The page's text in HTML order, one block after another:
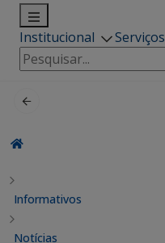
Institucional Serviços
Pesquisar
por:
Informativos
Notícias